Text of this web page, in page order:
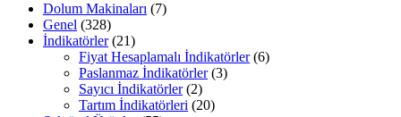
Dolum Makinaları (7)
Genel (328)
İndikatörler (21)
Fiyat Hesaplamalı İndikatörler (6)
Paslanmaz İndikatörler (3)
Sayıcı İndikatörler (2)
Tartım İndikatörleri (20)